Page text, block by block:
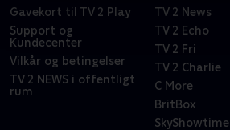
Gavekort til TV 2 Play
Support og
Kundecenter
Vilkår og betingelser
TV 2 NEWS i offentligt
rum
TV 2 News
TV 2 Echo
TV 2 Fri
TV 2 Charlie
C More
BritBox
SkyShowtime